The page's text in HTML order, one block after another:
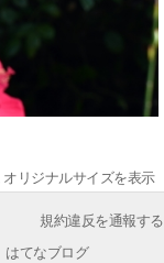
オリジナルサイズを表示
規約違反を通報する
はてなブログ